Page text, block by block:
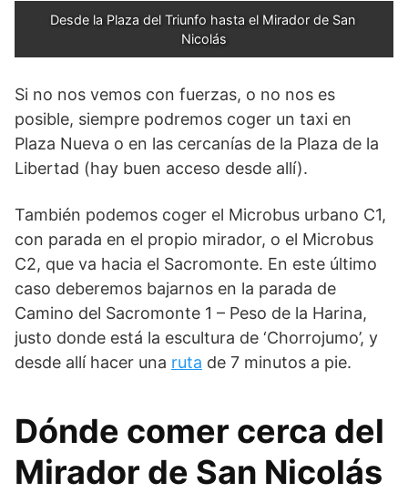
Desde la Plaza del Triunfo hasta el Mirador de San
Nicolás
Si no nos vemos con fuerzas, o no nos es
posible, siempre podremos coger un taxi en
Plaza Nueva o en las cercanías de la Plaza de la
Libertad (hay buen acceso desde allí).
También podemos coger el Microbus urbano C1,
con parada en el propio mirador, o el Microbus
C2, que va hacia el Sacromonte. En este último
caso deberemos bajarnos en la parada de
Camino del Sacromonte 1 – Peso de la Harina,
justo donde está la escultura de ‘Chorrojumo’, y
desde allí hacer una ruta de 7 minutos a pie.
Dónde comer cerca del
Mirador de San Nicolás